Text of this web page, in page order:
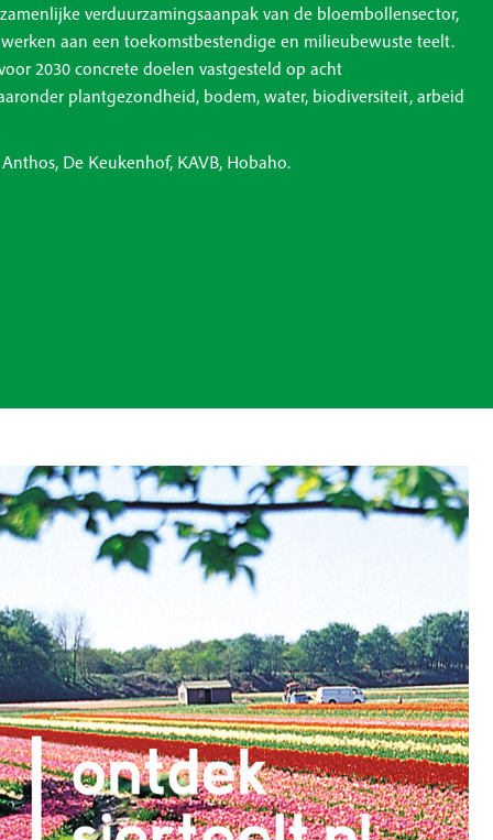
verduurzamingsaanpak van de bloembollensector,
aan een toekomstbestendige en milieubewuste teelt.
2030 concrete doelen vastgesteld op acht
plantgezondheid, bodem, water, biodiversiteit, arbeid
De Keukenhof, KAVB, Hobaho.